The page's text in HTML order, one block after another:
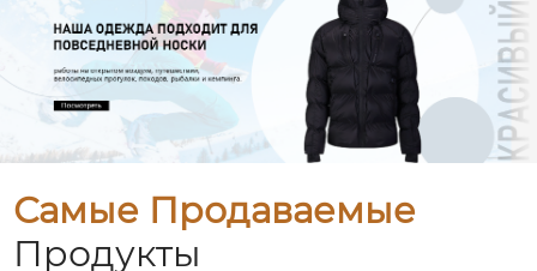
Самые Продаваемые
Продукты